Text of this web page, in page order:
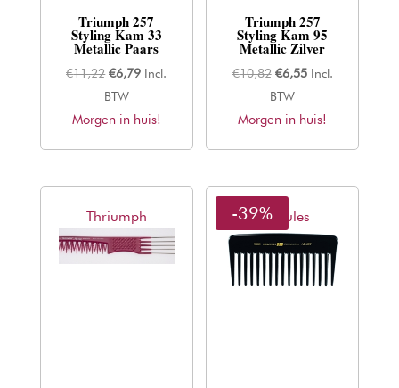
Triumph 257
Styling Kam 33
Metallic Paars
€11,22 Oorspronkelijke
prijs
was:
€6,79Huidige
is:
Incl.
BTW
Morgen in huis!
Triumph 257
Styling Kam 95
Metallic Zilver
€10,82 Oorspronkelijke
prijs
was:
€6,55Huidige
is:
Incl.
BTW
Morgen in huis!
Thriumph Hercules
-39%